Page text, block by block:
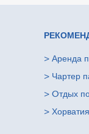
> Аренда
> Чартер
> Oтдых
>